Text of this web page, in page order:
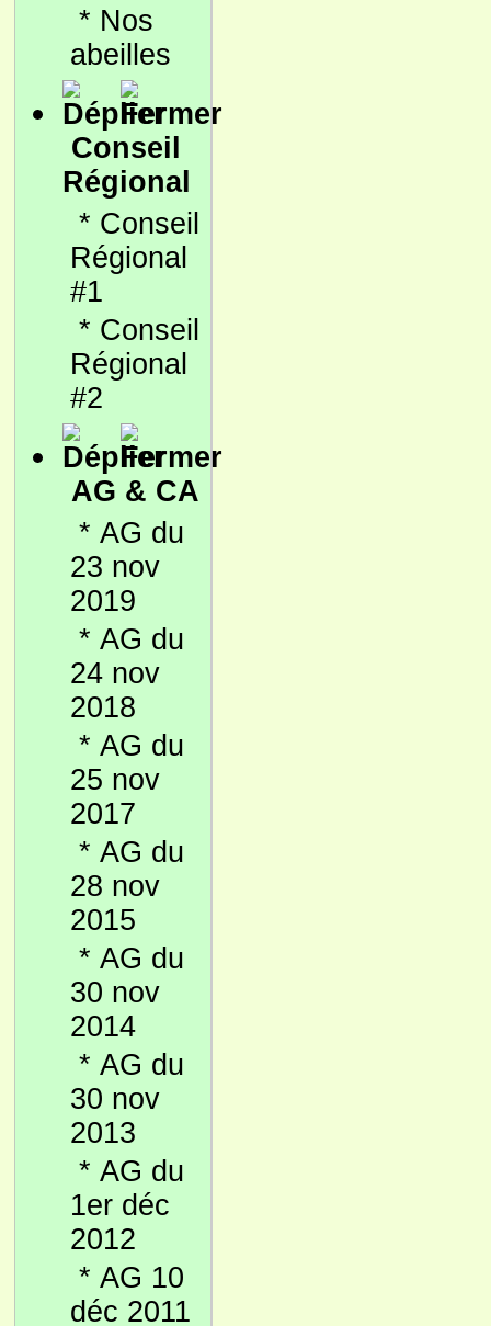
* Nos
abeilles
Conseil
Régional
* Conseil
Régional
#1
* Conseil
Régional
#2
AG & CA
* AG du
23 nov
2019
* AG du
24 nov
2018
* AG du
25 nov
2017
* AG du
28 nov
2015
* AG du
30 nov
2014
* AG du
30 nov
2013
* AG du
1er déc
2012
* AG 10
déc 2011